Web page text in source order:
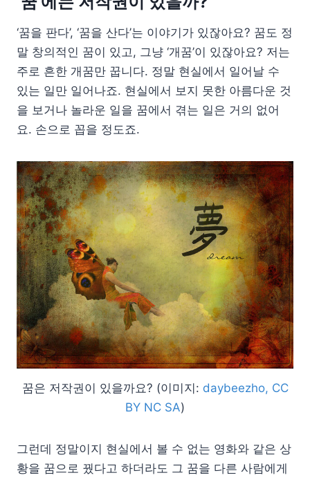
‘꿈을 판다’, ‘꿈을 산다’는 이야기가 있잖아요? 꿈도 정
말 창의적인 꿈이 있고, 그냥 ‘개꿈’이 있잖아요? 저는
주로 흔한 개꿈만 꿉니다. 정말 현실에서 일어날 수
있는 일만 일어나죠. 현실에서 보지 못한 아름다운 것
을 보거나 놀라운 일을 꿈에서 겪는 일은 거의 없어
요. 손으로 꼽을 정도죠.
꿈은 저작권이 있을까요? (이미지: daybeezho, CC
BY NC SA)
그런데 정말이지 현실에서 볼 수 없는 영화와 같은 상
황을 꿈으로 꿨다고 하더라도 그 꿈을 다른 사람에게